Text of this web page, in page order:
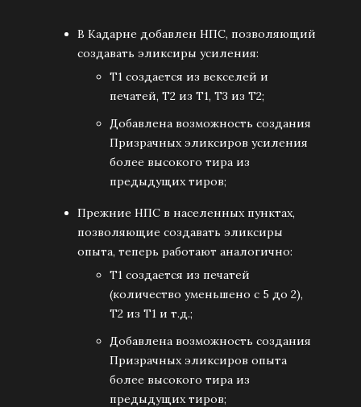
В Кадарне добавлен НПС, позволяющий
создавать эликсиры усиления:
Т1 создается из векселей и
печатей, Т2 из Т1, Т3 из Т2;
Добавлена возможность создания
Призрачных эликсиров усиления
более высокого тира из
предыдущих тиров;
Прежние НПС в населенных пунктах,
позволяющие создавать эликсиры
опыта, теперь работают аналогично:
Т1 создается из печатей
(количество уменьшено с 5 до 2),
Т2 из Т1 и т.д.;
Добавлена возможность создания
Призрачных эликсиров опыта
более высокого тира из
предыдущих тиров;